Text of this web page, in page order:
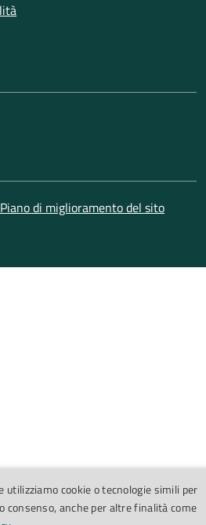
Piano di miglioramento del sito
utilizziamo cookie o tecnologie simili per
consenso, anche per altre finalità come